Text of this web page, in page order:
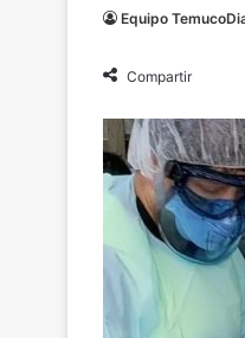
Equipo
Compartir